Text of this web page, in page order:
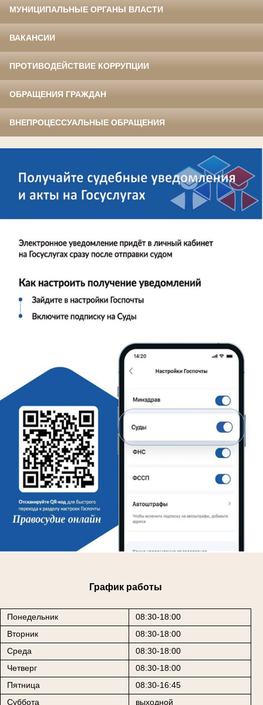
МУНИЦИПАЛЬНЫЕ ОРГАНЫ ВЛАСТИ
ВАКАНСИИ
ПРОТИВОДЕЙСТВИЕ КОРРУПЦИИ
ОБРАЩЕНИЯ ГРАЖДАН
ВНЕПРОЦЕССУАЛЬНЫЕ ОБРАЩЕНИЯ
График работы
Понедельник
08:30-18:00
Вторник
08:30-18:00
Среда
08:30-18:00
Четверг
08:30-18:00
Пятница
08:30-16:45
Суббота
выходной